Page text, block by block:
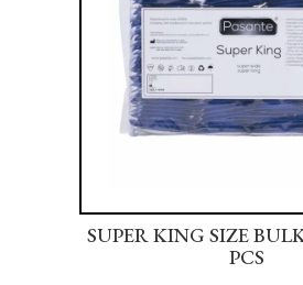
SUPER KING SIZE
PCS